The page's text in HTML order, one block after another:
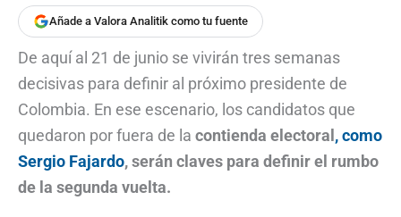
Añade a Valora Analitik como tu fuente
De aquí al 21 de junio se vivirán tres semanas
decisivas para definir al próximo presidente de
Colombia. En ese escenario, los candidatos que
quedaron por fuera de la contienda electoral , como
Sergio Fajardo, serán claves para definir el rumbo
de la segunda vuelta.